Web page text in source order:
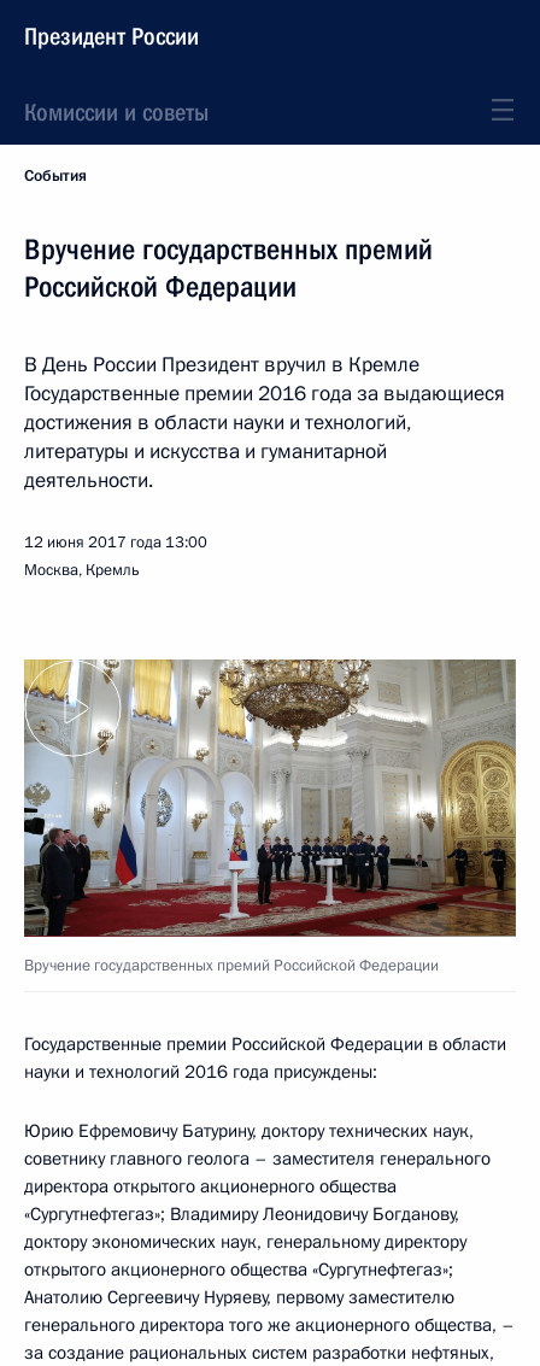
Президент России
Комиссии и советы
События
Вручение государственных премий
Российской Федерации
В День России Президент вручил в Кремле
Государственные премии 2016 года за выдающиеся
достижения в области науки и технологий,
литературы и искусства и гуманитарной
деятельности.
12 июня 2017 года 13:00
Москва, Кремль
Вручение государственных премий Российской Федерации
Государственные премии Российской Федерации в области
науки и технологий 2016 года присуждены:
Юрию Ефремовичу Батурину, доктору технических наук,
советнику главного геолога – заместителя генерального
директора открытого акционерного общества
«Сургутнефтегаз»; Владимиру Леонидовичу Богданову,
доктору экономических наук, генеральному директору
открытого акционерного общества «Сургутнефтегаз»;
Анатолию Сергеевичу Нуряеву, первому заместителю
генерального директора того же акционерного общества, –
за создание рациональных систем разработки нефтяных,